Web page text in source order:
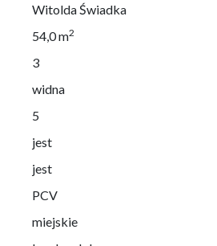
Witolda Świadka
54,0 m2
3
widna
5
jest
jest
PCV
miejskie